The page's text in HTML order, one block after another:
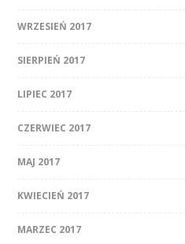
WRZESIEŃ 2017
SIERPIEŃ 2017
LIPIEC 2017
CZERWIEC 2017
MAJ 2017
KWIECIEŃ 2017
MARZEC 2017